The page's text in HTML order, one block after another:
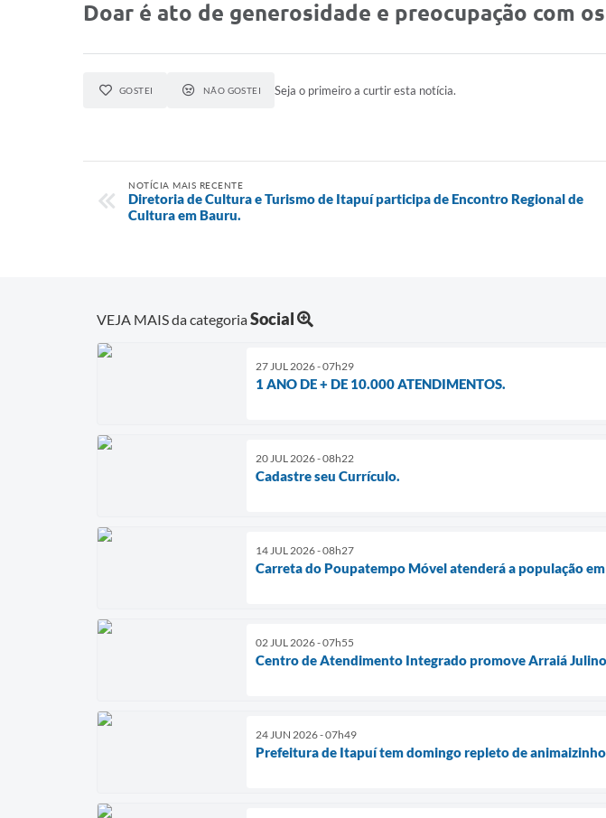
Doar é ato de generosidade e preocupação com
GOSTEI NÃO GOSTEI Seja o primeiro a curtir esta notícia.
NOTÍCIA MAIS RECENTE
Diretoria de Cultura e Turismo de Itapuí participa de Encontro Regional de
Cultura em Bauru.
VEJA MAIS da categoriaSocial
27 JUL 2026 - 07h29
1 ANO DE + DE 10.000 ATENDIMENTOS.
20 JUL 2026 - 08h22
Cadastre seu Currículo.
14 JUL 2026 - 08h27
Carreta do Poupatempo Móvel atenderá a população
02 JUL 2026 - 07h55
Centro de Atendimento Integrado promove Arraiá
24 JUN 2026 - 07h49
Prefeitura de Itapuí tem domingo repleto de